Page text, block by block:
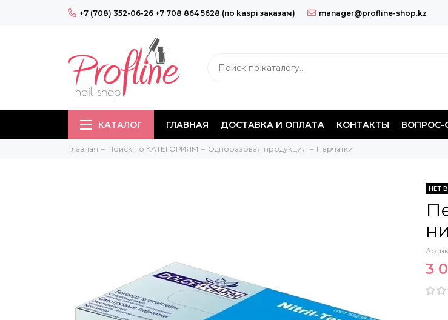
+7 (708) 352-06-26 +7 708 864 5628 (по kaspi заказам) manager@profline-shop.kz
КАТАЛОГ ГЛАВНАЯ ДОСТАВКА И ОПЛАТА КОНТАКТЫ ВОПРОС-
Главная Поиск по КАТЕГОРИЯМ Одноразовая продукция Перчатки
НЕТ
3